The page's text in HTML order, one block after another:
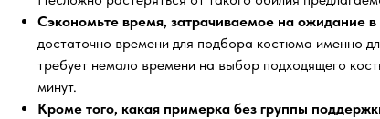
Сэкономьте время, затрачиваемое на ожидание в
достаточно времени для подбора костюма именно
требует немало времени на выбор подходящего
минут.
Кроме того, какая примерка без группы